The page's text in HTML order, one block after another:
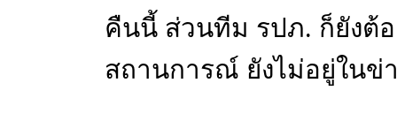
คืนนี้ ส่วนทีม รปภ. ก็ยังต้อ
สถานการณ์ ยังไม่อยู่ในข่